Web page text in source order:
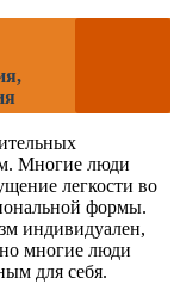
Многие люди
легкости во
формы.
индивидуален,
многие люди
для себя.